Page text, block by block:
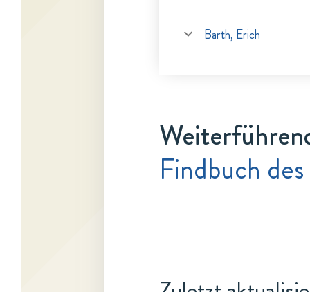
Barth, Erich
Findbuch